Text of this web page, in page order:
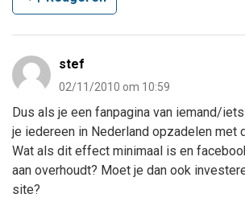
stef
02/11/2010 om 10:59
Dus als je een fanpagina van iemand/
je iedereen in Nederland opzadelen met
Wat als dit effect minimaal is en
aan overhoudt? Moet je dan ook
site?